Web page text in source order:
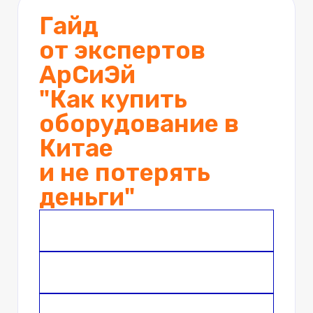
Гайд
от экспертов
АрСиЭй
"Как купить
оборудование в
Китае
и не потерять
деньги"